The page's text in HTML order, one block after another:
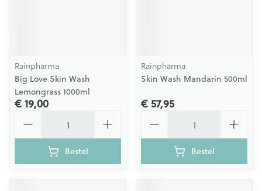
Rainpharma
Big Love Skin Wash
Lemongrass 1000ml
€ 19,00
Bestel
Rainpharma
Skin Wash Mandarin 500ml
€ 57,95
Bestel